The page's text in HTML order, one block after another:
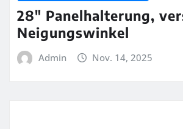
28″ Panelhalterung,
Neigungswinkel
Admin Nov. 14, 2025